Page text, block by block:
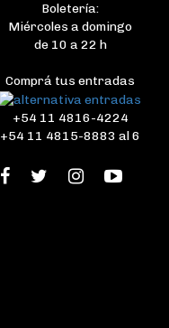
Boletería:
Miércoles a domingo
de 10 a 22 h
Comprá tus entradas
+54 11 4816-4224
+54 11 4815-8883 al 6